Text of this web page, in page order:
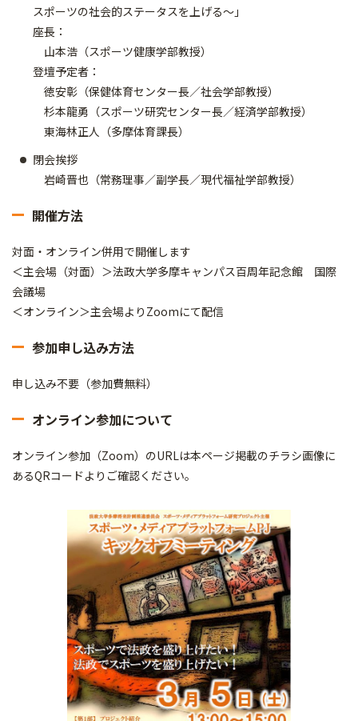
スポーツの社会的ステータスを上げる～」
座長：
山本浩（スポーツ健康学部教授）
登壇予定者：
徳安彰（保健体育センター長／社会学部教授）
杉本龍勇（スポーツ研究センター長／経済学部教授）
東海林正人（多摩体育課長）
閉会挨拶
岩崎晋也（常務理事／副学長／現代福祉学部教授）
開催方法
対面・オンライン併用で開催します
＜主会場（対面）＞法政大学多摩キャンパス百周年記念館 国際
会議場
＜オンライン＞主会場よりZoomにて配信
参加申し込み方法
申し込み不要（参加費無料）
オンライン参加について
オンライン参加（Zoom）のURLは本ページ掲載のチラシ画像に
あるQRコードよりご確認ください。